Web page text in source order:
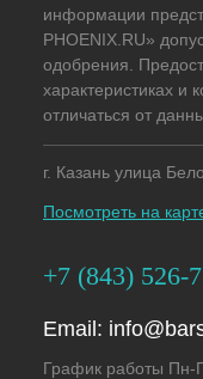
информации
PHOENIX.RU»
одобрения.
характеристиках и
отличаться от
г. Казань улица
Посмотреть на
+7 (843) 526-
Email:
График работы Пн-